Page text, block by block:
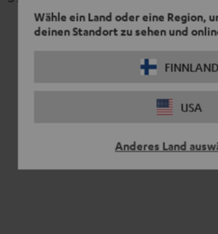
Wähle ein Land oder eine Region,
deinen Standort zu sehen und
FINNLAND
USA
Anderes Land
"5.1-
Set"
"5.1-
Set"
Set"